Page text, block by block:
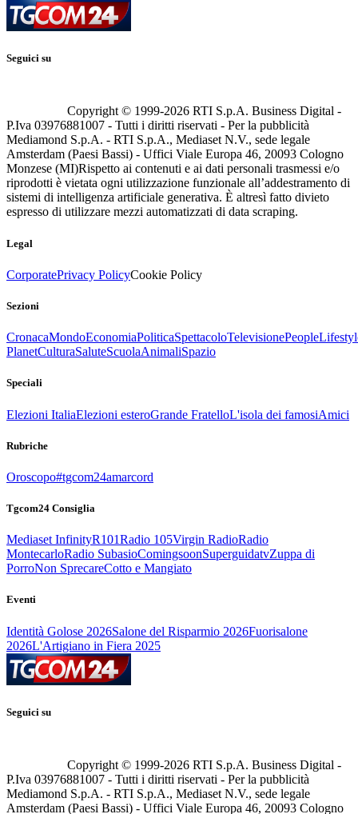
Seguici su
Copyright © 1999-2026 RTI S.p.A. Business Digital -
P.Iva 03976881007 - Tutti i diritti riservati - Per la pubblicità
Mediamond S.p.A. - RTI S.p.A., Mediaset N.V., sede legale
Amsterdam (Paesi Bassi) - Uffici Viale Europa 46, 20093 Cologno
Monzese (MI)Rispetto ai contenuti e ai dati personali trasmessi e/o
riprodotti è vietata ogni utilizzazione funzionale all’addestramento di
sistemi di intelligenza artificiale generativa. È altresì fatto divieto
espresso di utilizzare mezzi automatizzati di data scraping.
Legal
CorporatePrivacy PolicyCookie Policy
Sezioni
CronacaMondoEconomiaPoliticaSpettacoloTelevisionePeople
PlanetCulturaSaluteScuolaAnimaliSpazio
Speciali
Elezioni ItaliaElezioni esteroGrande FratelloL'isola dei famosiAmici
Rubriche
Oroscopo#tgcom24amarcord
Tgcom24 Consiglia
Mediaset InfinityR101Radio 105Virgin RadioRadio
MontecarloRadio SubasioComingsoonSuperguidatvZuppa di
PorroNon SprecareCotto e Mangiato
Eventi
Identità Golose 2026Salone del Risparmio 2026Fuorisalone
2026L'Artigiano in Fiera 2025
Seguici su
Copyright © 1999-2026 RTI S.p.A. Business Digital -
P.Iva 03976881007 - Tutti i diritti riservati - Per la pubblicità
Mediamond S.p.A. - RTI S.p.A., Mediaset N.V., sede legale
Amsterdam (Paesi Bassi) - Uffici Viale Europa 46, 20093 Cologno